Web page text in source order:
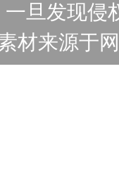
旦发现侵
材来源于